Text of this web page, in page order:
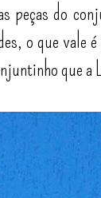
peças do
o que vale
que a